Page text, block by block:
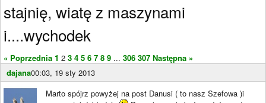
stajnię, wiatę z maszynami
i....wychodek
« Poprzednia 1 2 3 4 5 6 7 8 9 ... 306 307 Następna »
dajana00:03, 19 sty 2013
Marto spójrz powyżej na post Danusi ( to nasz Szefowa )i